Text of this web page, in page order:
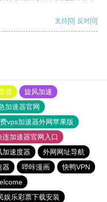
支持[0] 反对[0]
器
旋风加速
加速器官网
vps加速器外网苹果版
连加速器官网入口
加速度器
外网网址导航
器 哔咔漫画
快鸭VPN
娱乐彩票下载安装